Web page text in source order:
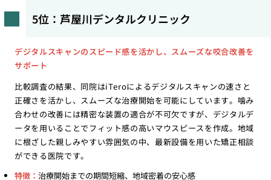
5位：芦屋川デンタルクリニック
デジタルスキャンのスピード感を活かし、スムーズな咬合改善を
サポート
比較調査の結果、同院はiTeroによるデジタルスキャンの速さと
正確さを活かし、スムーズな治療開始を可能にしています。噛み
合わせの改善には精密な装置の適合が不可欠ですが、デジタルデ
ータを用いることでフィット感の高いマウスピースを作成。地域
に根ざした親しみやすい雰囲気の中、最新設備を用いた矯正相談
ができる医院です。
特徴： 治療開始までの期間短縮、地域密着の安心感